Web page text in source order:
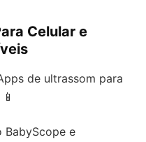
Celular e
de ultrassom para
BabyScope e